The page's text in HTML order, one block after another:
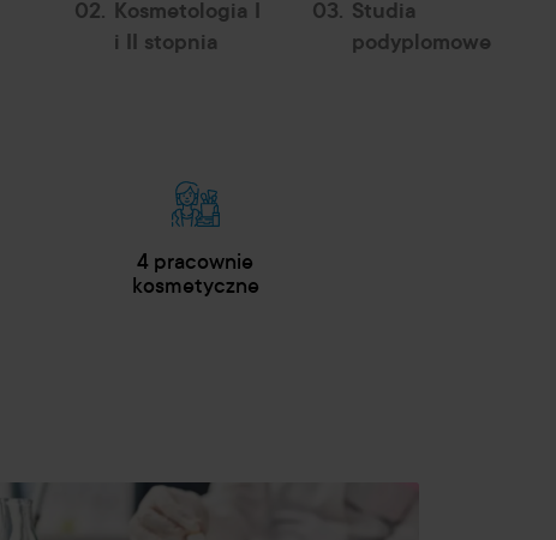
02. Kosmetologia I
i II stopnia
03. Studia
podyplomowe
4 pracownie
kosmetyczne